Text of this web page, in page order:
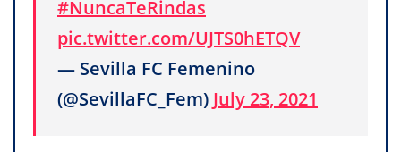
#NuncaTeRindas
pic.twitter.com/UJTS0hETQV
— Sevilla FC Femenino
(@SevillaFC_Fem) July 23, 2021